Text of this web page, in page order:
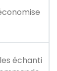
échanti